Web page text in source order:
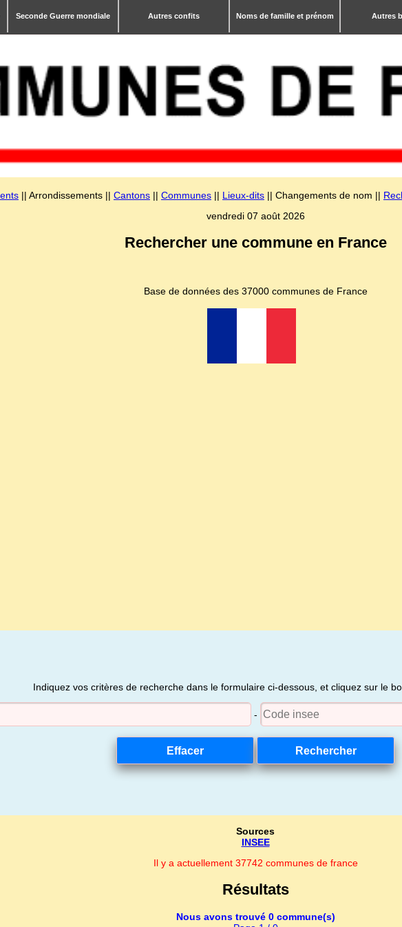
Seconde Guerre mondiale Autres confits Noms de famille et prénom Autres
|| Arrondissements || Cantons || Communes || Lieux-dits || Changements de nom ||
vendredi 07 août 2026
Rechercher une commune en France
Base de données des 37000 communes de France
Indiquez vos critères de recherche dans le formulaire ci-dessous, et cliquez sur le
-
Sources
INSEE
Il y a actuellement 37742 communes de france
Résultats
Nous avons trouvé 0 commune(s)